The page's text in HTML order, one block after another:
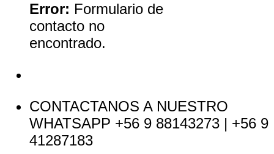
Error: Formulario de
contacto no
encontrado.
CONTACTANOS A NUESTRO
WHATSAPP +56 9 88143273 | +56 9
41287183